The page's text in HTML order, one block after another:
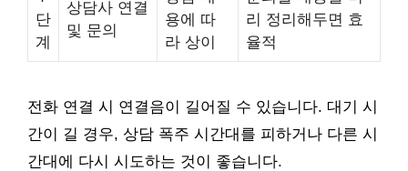
단
계
상담사 연결
및 문의
용에 따
라 상이
리 정리해두면 효
율적
전화 연결 시 연결음이 길어질 수 있습니다. 대기 시
간이 길 경우, 상담 폭주 시간대를 피하거나 다른 시
간대에 다시 시도하는 것이 좋습니다.